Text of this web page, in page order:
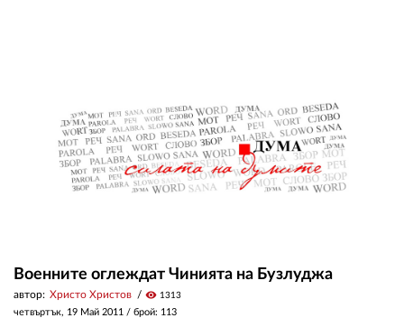
Военните оглеждат Чинията на Бузлуджа
автор: Христо Христов visibility 1313
четвъртък, 19 Май 2011 / брой: 113